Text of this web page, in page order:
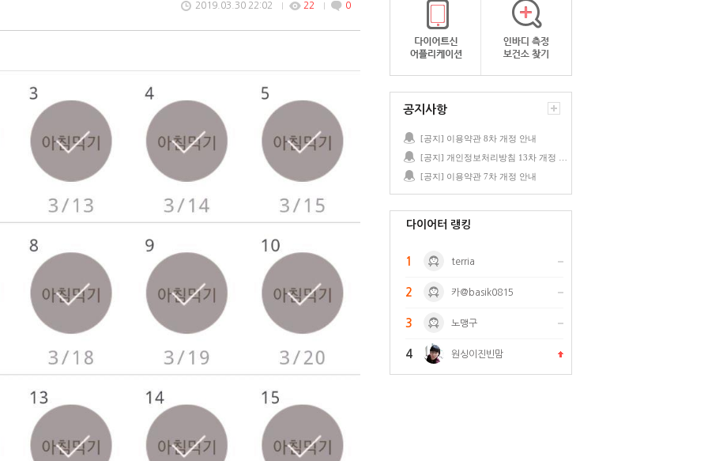
2019.03.30 22:02 22 0
공지사항
[공지] 이용약관 8차 개정 안내
[공지] 이용약관 7차 개정 안내
다이어터 랭킹
1 terria
2 카@basik0815
3 노맹구
4 원싱이진빈맘